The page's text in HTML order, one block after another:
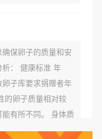
保卵子的质量和安
： 健康标准 年
子库要求捐赠者年
的卵子质量相对较
有所不同。 身体质
正常范围内，以确